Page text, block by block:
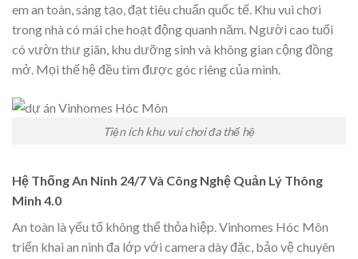
em an toàn, sáng tạo, đạt tiêu chuẩn quốc tế. Khu vui chơi
trong nhà có mái che hoạt động quanh năm. Người cao tuổi
có vườn thư giãn, khu dưỡng sinh và không gian cộng đồng
mở. Mọi thế hệ đều tìm được góc riêng của mình.
Tiện ích khu vui chơi đa thế hệ
Hệ Thống An Ninh 24/7 Và Công Nghệ Quản Lý Thông
Minh 4.0
An toàn là yếu tố không thể thỏa hiệp. Vinhomes Hóc Môn
triển khai an ninh đa lớp với camera dày đặc, bảo vệ chuyên